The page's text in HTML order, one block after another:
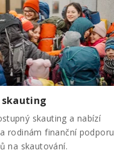
skauting
skauting a nabízí
rodinám finanční podporu
na skautování.